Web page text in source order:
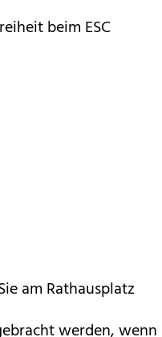
beim ESC
am Rathausplatz
werden, wenn